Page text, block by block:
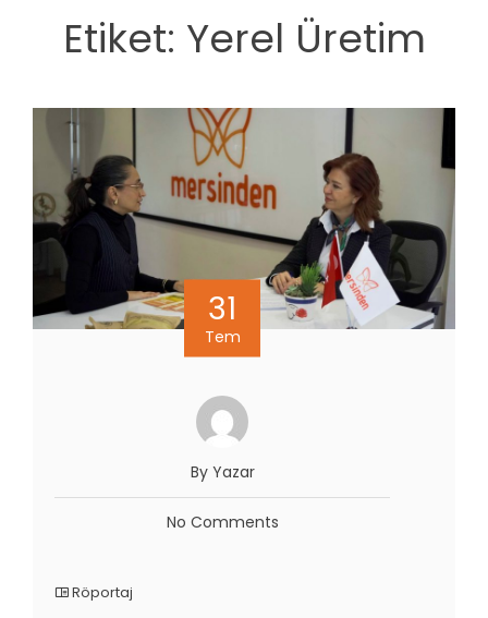
Etiket: Yerel Üretim
31
Tem
By Yazar
No Comments
Röportaj